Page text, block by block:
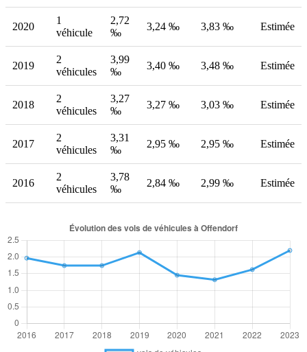
2020
1
véhicule
2,72
‰
3,24 ‰ 3,83 ‰ Estimée
2019
2
véhicules
3,99
‰
3,40 ‰ 3,48 ‰ Estimée
2018
2
véhicules
3,27
‰
3,27 ‰ 3,03 ‰ Estimée
2017
2
véhicules
3,31
‰
2,95 ‰ 2,95 ‰ Estimée
2016
2
véhicules
3,78
‰
2,84 ‰ 2,99 ‰ Estimée